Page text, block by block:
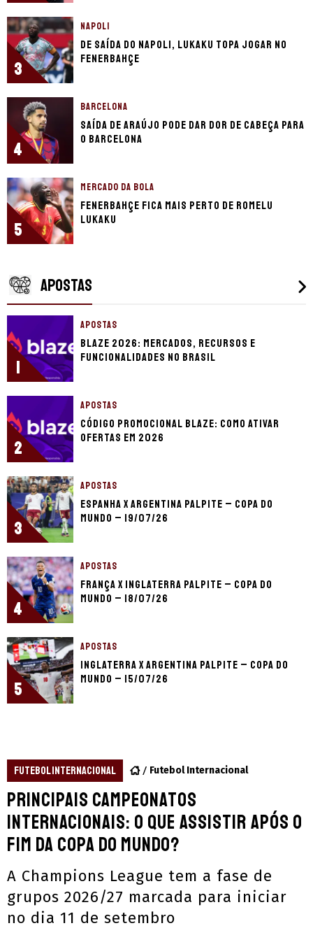
3
NAPOLI
De saída do Napoli, Lukaku topa jogar no
Fenerbahçe
4
BARCELONA
Saída de Araújo pode dar dor de cabeça para
o Barcelona
5
MERCADO DA BOLA
Fenerbahçe fica mais perto de Romelu
Lukaku
APOSTAS
1
APOSTAS
Blaze 2026: mercados, recursos e
funcionalidades no Brasil
2
APOSTAS
Código promocional Blaze: como ativar
ofertas em 2026
3
APOSTAS
Espanha x Argentina palpite – Copa do
Mundo – 19/07/26
4
APOSTAS
França x Inglaterra palpite – Copa do
Mundo – 18/07/26
5
APOSTAS
Inglaterra x Argentina palpite – Copa do
Mundo – 15/07/26
FUTEBOL INTERNACIONAL Futebol Internacional
Principais campeonatos
internacionais: o que assistir após o
fim da Copa do Mundo?
A Champions League tem a fase de
grupos 2026/27 marcada para iniciar
no dia 11 de setembro